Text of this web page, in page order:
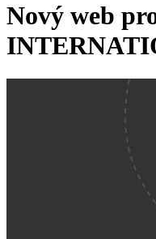
Nový web